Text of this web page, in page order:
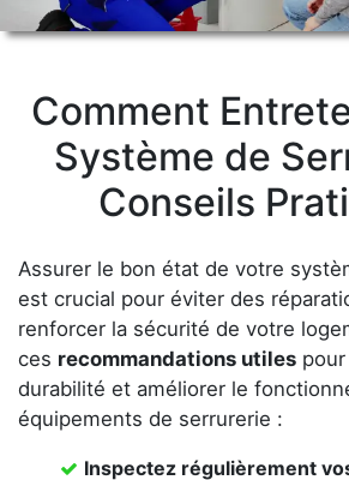
Comment
Système de
Conseils
Assurer le bon état de votre
est crucial pour éviter des
renforcer la sécurité de votre
ces recommandations utiles
durabilité et améliorer le
équipements de serrurerie :
Inspectez régulièrement